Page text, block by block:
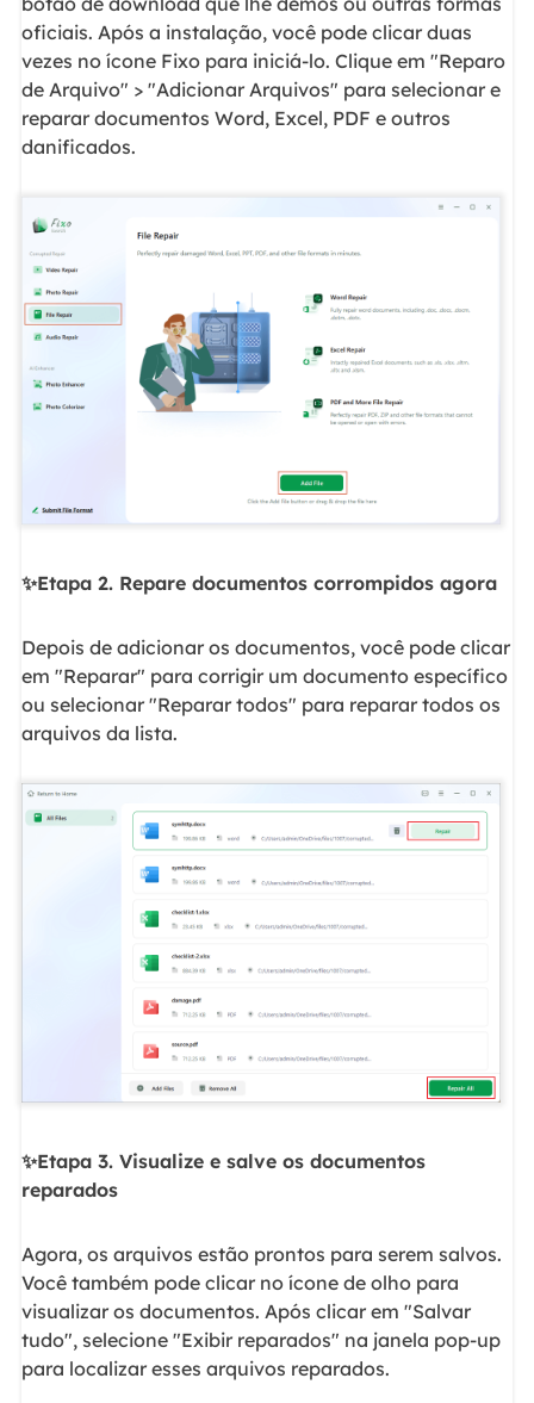
oficiais. Após a instalação, você pode clicar duas
vezes no ícone Fixo para iniciá-lo. Clique em "Reparo
de Arquivo" > "Adicionar Arquivos" para selecionar e
reparar documentos Word, Excel, PDF e outros
danificados.
✨Etapa 2. Repare documentos corrompidos agora
Depois de adicionar os documentos, você pode clicar
em "Reparar" para corrigir um documento específico
ou selecionar "Reparar todos" para reparar todos os
arquivos da lista.
✨Etapa 3. Visualize e salve os documentos
reparados
Agora, os arquivos estão prontos para serem salvos.
Você também pode clicar no ícone de olho para
visualizar os documentos. Após clicar em "Salvar
tudo", selecione "Exibir reparados" na janela pop-up
para localizar esses arquivos reparados.